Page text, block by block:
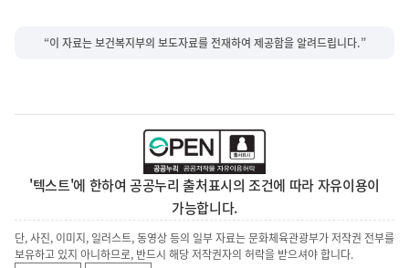
“이 자료는 보건복지부의 보도자료를 전재하여 제공함을 알려드립니다.”
'텍스트'에 한하여 공공누리 출처표시의 조건에 따라 자유이용이
가능합니다.
단, 사진, 이미지, 일러스트, 동영상 등의 일부 자료는 문화체육관광부가 저작권 전부를
보유하고 있지 아니하므로, 반드시 해당 저작권자의 허락을 받으셔야 합니다.